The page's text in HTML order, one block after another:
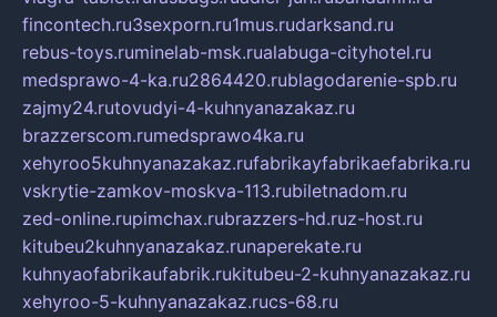
fincontech.ru3sexporn.ru1mus.rudarksand.ru
rebus-toys.ruminelab-msk.rualabuga-cityhotel.ru
medsprawo-4-ka.ru2864420.rublagodarenie-spb.ru
zajmy24.rutovudyi-4-kuhnyanazakaz.ru
brazzerscom.rumedsprawo4ka.ru
xehyroo5kuhnyanazakaz.rufabrikayfabrikaefabrika.ru
vskrytie-zamkov-moskva-113.rubiletnadom.ru
zed-online.rupimchax.rubrazzers-hd.ruz-host.ru
kitubeu2kuhnyanazakaz.runaperekate.ru
kuhnyaofabrikaufabrik.rukitubeu-2-kuhnyanazakaz.ru
xehyroo-5-kuhnyanazakaz.rucs-68.ru